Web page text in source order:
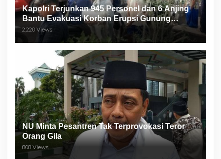
Kapolri Terjunkan 945 Personel dan 6 Anjing
Bantu Evakuasi Korban Erupsi Gunung
Semeru
2,220 Views
NU Minta Pesantren Tak Terprovokasi Teror
Orang Gila
808 Views